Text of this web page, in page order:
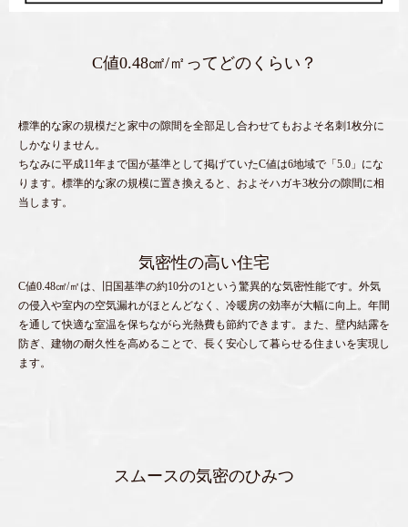
C値0.48㎠/㎡ってどのくらい？
標準的な家の規模だと家中の隙間を全部足し合わせてもおよそ名刺1枚分に
しかなりません。
ちなみに平成11年まで国が基準として掲げていたC値は6地域で「5.0」にな
ります。標準的な家の規模に置き換えると、およそハガキ3枚分の隙間に相
当します。
気密性の高い住宅
C値0.48㎠/㎡は、旧国基準の約10分の1という驚異的な気密性能です。外気
の侵入や室内の空気漏れがほとんどなく、冷暖房の効率が大幅に向上。年間
を通して快適な室温を保ちながら光熱費も節約できます。また、壁内結露を
防ぎ、建物の耐久性を高めることで、長く安心して暮らせる住まいを実現し
ます。
スムースの気密のひみつ